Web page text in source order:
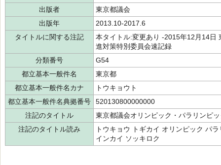
出版者
東京都議会
出版年
2013.10-2017.6
タイトルに関する注記
本タイトル:変更あり -2015年12月14日
進対策特別委員会速記録
分類番号
G54
都立基本一般件名
東京都
都立基本一般件名カナ
トウキョウト
都立基本一般件名典拠番号
520130800000000
注記のタイトル
東京都議会オリンピック・パラリンピ
注記のタイトル読み
トウキョウ トギカイ オリンピック パ
インカイ ソッキロク